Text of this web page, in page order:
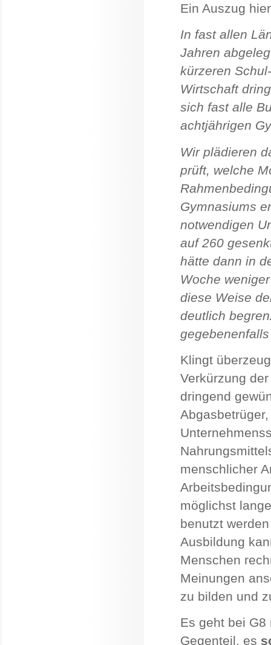
Ein Auszug
In fast allen
Jahren
kürzeren
Wirtschaft
sich fast alle
achtjährigen
Wir plädieren
prüft, welche
Gymnasiums
notwendigen
auf 260
hätte dann in
Woche
diese Weise
deutlich
Klingt
Verkürzung
dringend
menschlicher
möglichst
benutzt
Ausbildung
Menschen
Meinungen
zu bilden und
Es geht bei
Gegenteil, es